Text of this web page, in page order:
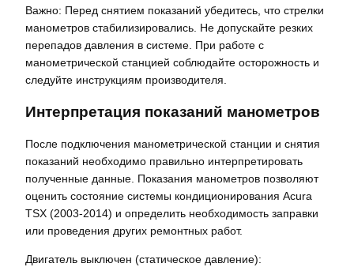
Важно: Перед снятием показаний убедитесь, что стрелки
манометров стабилизировались. Не допускайте резких
перепадов давления в системе. При работе с
манометрической станцией соблюдайте осторожность и
следуйте инструкциям производителя.
Интерпретация показаний манометров
После подключения манометрической станции и снятия
показаний необходимо правильно интерпретировать
полученные данные. Показания манометров позволяют
оценить состояние системы кондиционирования Acura
TSX (2003-2014) и определить необходимость заправки
или проведения других ремонтных работ.
Двигатель выключен (статическое давление):